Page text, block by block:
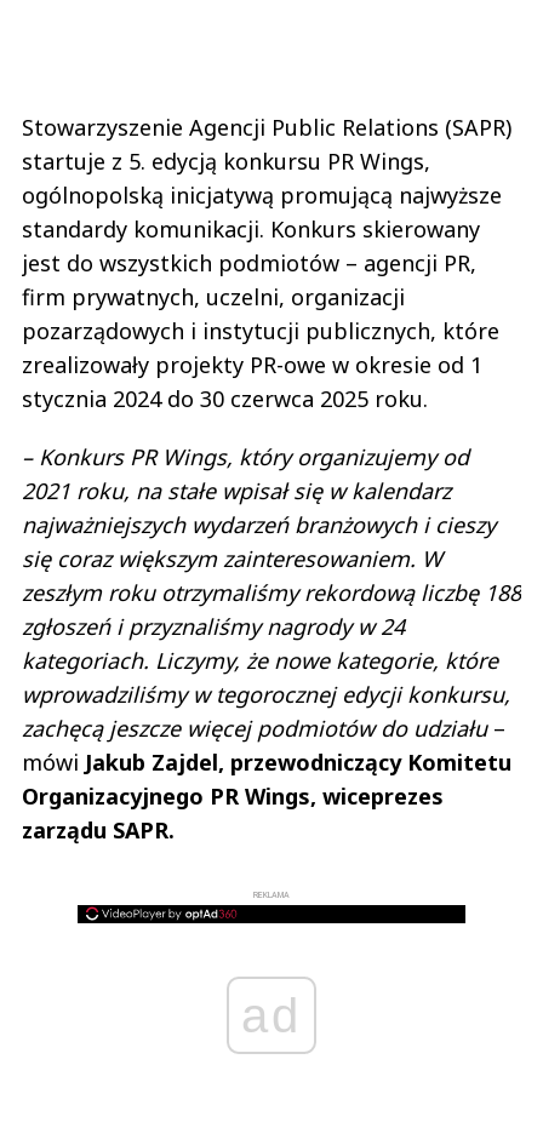
Stowarzyszenie Agencji Public Relations (SAPR)
startuje z 5. edycją konkursu PR Wings,
ogólnopolską inicjatywą promującą najwyższe
standardy komunikacji. Konkurs skierowany
jest do wszystkich podmiotów – agencji PR,
firm prywatnych, uczelni, organizacji
pozarządowych i instytucji publicznych, które
zrealizowały projekty PR-owe w okresie od 1
stycznia 2024 do 30 czerwca 2025 roku.
– Konkurs PR Wings, który organizujemy od
2021 roku, na stałe wpisał się w kalendarz
najważniejszych wydarzeń branżowych i cieszy
się coraz większym zainteresowaniem. W
zeszłym roku otrzymaliśmy rekordową liczbę 188
zgłoszeń i przyznaliśmy nagrody w 24
kategoriach. Liczymy, że nowe kategorie, które
wprowadziliśmy w tegorocznej edycji konkursu,
zachęcą jeszcze więcej podmiotów do udziału–
mówi Jakub Zajdel, przewodniczący Komitetu
Organizacyjnego PR Wings, wiceprezes
zarządu SAPR.
REKLAMA
ad